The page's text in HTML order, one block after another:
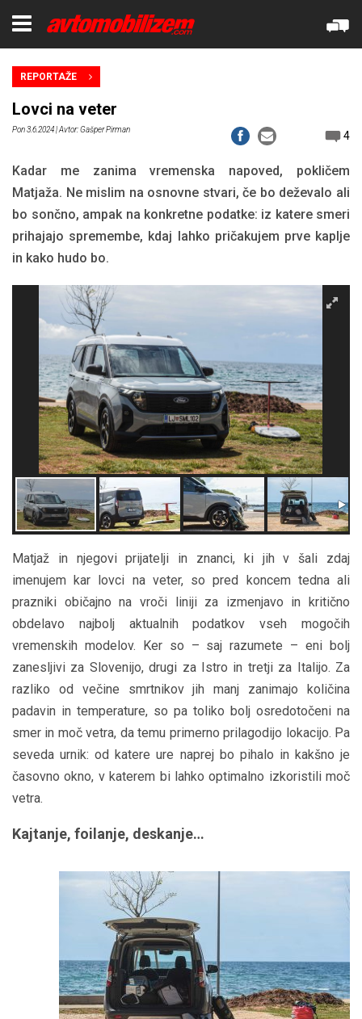
REPORTAŽE
Lovci na veter
Pon 3.6.2024| Avtor: Gašper Pirman 4
Kadar me zanima vremenska napoved, pokličem
Matjaža. Ne mislim na osnovne stvari, če bo deževalo ali
bo sončno, ampak na konkretne podatke: iz katere smeri
prihajajo spremembe, kdaj lahko pričakujem prve kaplje
in kako hudo bo.
Matjaž in njegovi prijatelji in znanci, ki jih v šali zdaj
imenujem kar lovci na veter, so pred koncem tedna ali
prazniki običajno na vroči liniji za izmenjavo in kritično
obdelavo najbolj aktualnih podatkov vseh mogočih
vremenskih modelov. Ker so – saj razumete – eni bolj
zanesljivi za Slovenijo, drugi za Istro in tretji za Italijo. Za
razliko od večine smrtnikov jih manj zanimajo količina
padavin in temperature, so pa toliko bolj osredotočeni na
smer in moč vetra, da temu primerno prilagodijo lokacijo. Pa
seveda urnik: od katere ure naprej bo pihalo in kakšno je
časovno okno, v katerem bi lahko optimalno izkoristili moč
vetra.
Kajtanje, foilanje, deskanje…